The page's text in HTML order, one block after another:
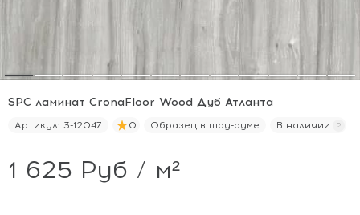
SPC ламинат CronaFloor Wood Дуб Атланта
Артикул: 3-12047 0 Образец в шоу-руме В наличии
1 625 Руб / м²